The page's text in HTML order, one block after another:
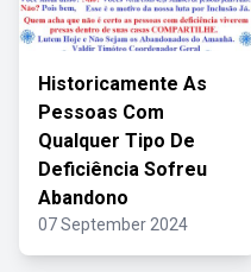
Historicamente As
Pessoas Com
Qualquer Tipo De
Deficiência Sofreu
Abandono
07 September 2024